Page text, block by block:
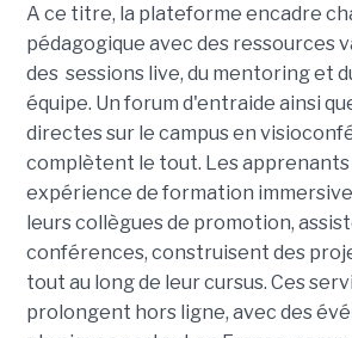
A ce titre, la plateforme encadre
pédagogique avec des ressources
des sessions live, du mentoring et
équipe. Un forum d'entraide ainsi
directes sur le campus en
complètent le tout. Les
expérience de formation
leurs collègues de promotion,
conférences, construisent des
tout au long de leur cursus. Ces
prolongent hors ligne, avec des